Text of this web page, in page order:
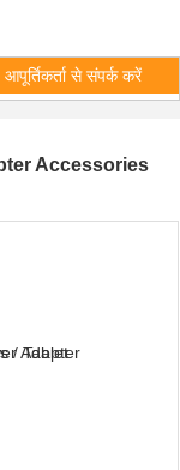
आपूर्तिकर्ता से संपर्क करें
Accessories